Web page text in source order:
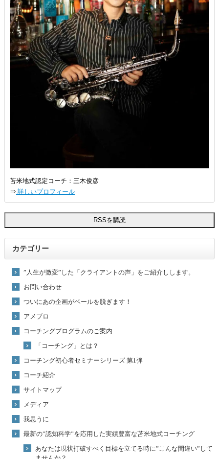
苫米地式認定コーチ：三木俊彦
⇒ 詳しいプロフィール
カテゴリー
”人生が激変”した「クライアントの声」をご紹介しします。
お問い合わせ
ついにあの企画がベールを脱ぎます！
アメブロ
コーチングプログラムのご案内
「コーチング」とは？
コーチング初心者セミナーシリーズ 第1弾
コーチ紹介
サイトマップ
メディア
我思うに
最新の”認知科学”を応用した実績豊富な苫米地式コーチング
あなたは現状打破すべく目標を立てる時に”こんな間違い”して